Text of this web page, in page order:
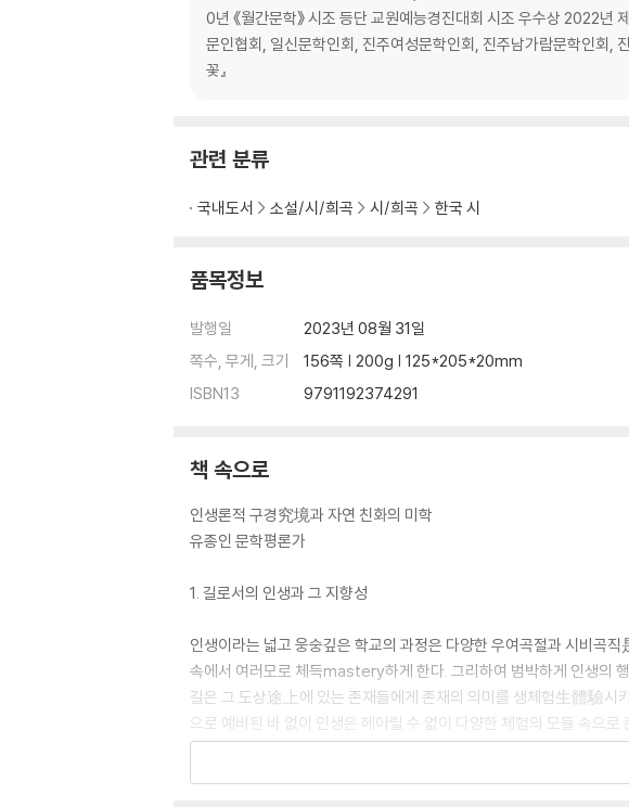
풀피리
2부 민들레 홀씨
매화
개미
애기똥풀
복수초
질경이
연
능소화
꽃무릇
접시꽃
바람
얼굴
달팽이
3부 허수아비는 울지 않는다
허수아비는 울지 않는다
동거
거짓은 아픔
적막
허상
0년 《월간문학》 시조 등단 교원예능경진대회 시조 우수상 2022
문인협회, 일신문학인회, 진주여성문학인회, 진주남가람문학인회,
꽃』
관련 분류
국내도서 소설/시/희곡 시/희곡 한국 시
품목정보
발행일
2023년 08월 31일
쪽수, 무게, 크기
156쪽 | 200g | 125*205*20mm
ISBN13
9791192374291
책 속으로
인생론적 구경究境과 자연 친화의 미학
유종인 문학평론가
1. 길로서의 인생과 그 지향성
인생이라는 넓고 웅숭깊은 학교의 과정은 다양한 우여곡절과 시비곡
속에서 여러모로 체득mastery하게 한다. 그리하여 범박하게 인생의
길은 그 도상途上에 있는 존재들에게 존재의 의미를 생체험生體驗
으로 예비된 바 없이 인생은 헤아릴 수 없이 다양한 체험의 모듈 속으
주이면서 동시에 삶과 죽음의 길항拮抗이 변증법적으로 트여가는 변